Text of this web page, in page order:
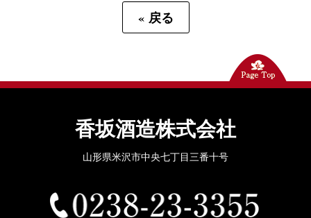
« 戻る
香坂酒造株式会社
山形県米沢市中央七丁目三番十号